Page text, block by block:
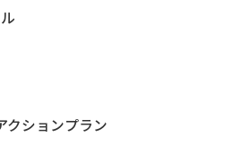
クションプラン